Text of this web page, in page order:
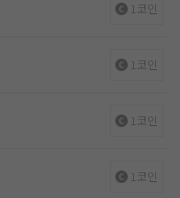
1코인
1코인
1코인
1코인